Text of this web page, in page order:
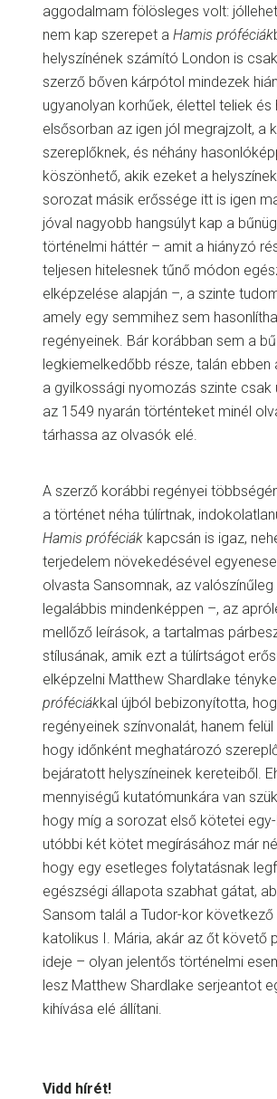
aggodalmam fölösleges volt:
nem kap szerepet a Hamis próféciák
helyszínének számító London is
szerző bőven kárpótol mindezek
ugyanolyan korhűek, élettel teliek
elsősorban az igen jól megrajzolt, a
szereplőknek, és néhány
köszönhető, akik ezeket a
sorozat másik erőssége itt is igen
jóval nagyobb hangsúlyt kap a
történelmi háttér – amit a hiányzó
teljesen hitelesnek tűnő módon
elképzelése alapján –, a szinte
amely egy semmihez sem
regényeinek. Bár korábban sem a
legkiemelkedőbb része, talán
a gyilkossági nyomozás szinte
az 1549 nyarán történteket minél
tárhassa az olvasók elé.
A szerző korábbi regényei
a történet néha túlírtnak,
Hamis próféciák kapcsán is igaz,
terjedelem növekedésével
olvasta Sansomnak, az
legalábbis mindenképpen –, az
mellőző leírások, a tartalmas
stílusának, amik ezt a túlírtságot
elképzelni Matthew Shardlake
próféciákkal újból bebizonyította,
regényeinek színvonalát, hanem
hogy időnként meghatározó
bejáratott helyszíneinek kereteiből.
mennyiségű kutatómunkára van
hogy míg a sorozat első kötetei
utóbbi két kötet megírásához már
hogy egy esetleges folytatásnak
egészségi állapota szabhat gátat,
Sansom talál a Tudor-kor
katolikus I. Mária, akár az őt követő
ideje – olyan jelentős történelmi
lesz Matthew Shardlake serjeantot
kihívása elé állítani.
Vidd hírét!